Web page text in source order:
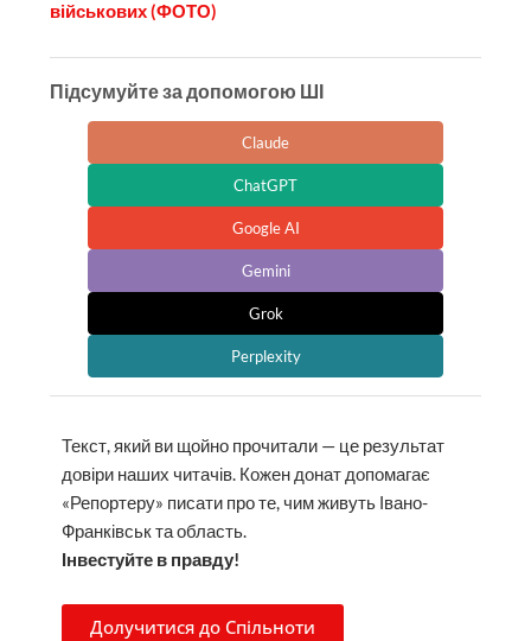
військових (ФОТО)
Підсумуйте за допомогою ШІ
Claude
ChatGPT
Google AI
Gemini
Grok
Perplexity
Текст, який ви щойно прочитали — це результат
довіри наших читачів. Кожен донат допомагає
«Репортеру» писати про те, чим живуть Івано-
Франківськ та область.
Інвестуйте в правду!
Долучитися до Спільноти